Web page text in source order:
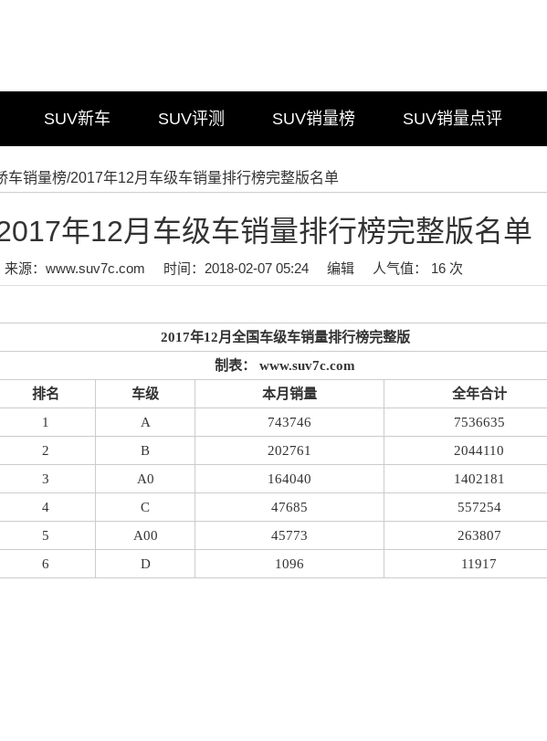
SUV新车 SUV评测 SUV销量榜 SUV销量点评
车销量榜/2017年12月车级车销量排行榜完整版名单
年12月车级车销量排行榜完整版名单
来源：www.suv7c.com 时间：2018-02-07 05:24 编辑 人气值： 16 次
2017年12月全国车级车销量排行榜完整版
制表： www.suv7c.com
排名
车级 本月销量
全年合计
1
A 743746
7536635
2
B 202761
2044110
3
A0 164040
1402181
4
C 47685
557254
5
A00 45773
263807
6
D 1096 11917